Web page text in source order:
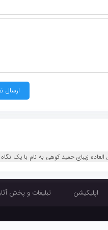
زیبای حمید کوهی به نام با یک
اپلیکیشن تبلیغات و پخش